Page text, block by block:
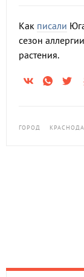
Как писали
сезон
растения.
ГОРОД